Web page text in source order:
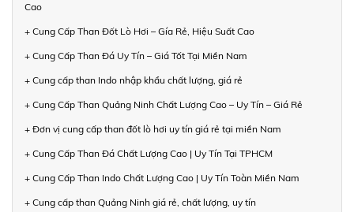
Cao
+ Cung Cấp Than Đốt Lò Hơi – Gía Rẻ, Hiệu Suất Cao
+ Cung Cấp Than Đá Uy Tín – Giá Tốt Tại Miền Nam
+ Cung cấp than Indo nhập khẩu chất lượng, giá rẻ
+ Cung Cấp Than Quảng Ninh Chất Lượng Cao – Uy Tín – Giá Rẻ
+ Đơn vị cung cấp than đốt lò hơi uy tín giá rẻ tại miền Nam
+ Cung Cấp Than Đá Chất Lượng Cao | Uy Tín Tại TPHCM
+ Cung Cấp Than Indo Chất Lượng Cao | Uy Tín Toàn Miền Nam
+ Cung cấp than Quảng Ninh giá rẻ, chất lượng, uy tín